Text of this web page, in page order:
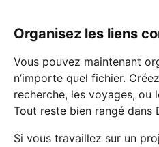
Organisez les liens
Vous pouvez maintenant
n’importe quel fichier.
recherche, les voyages, ou
Tout reste bien rangé dans
Si vous travaillez sur un